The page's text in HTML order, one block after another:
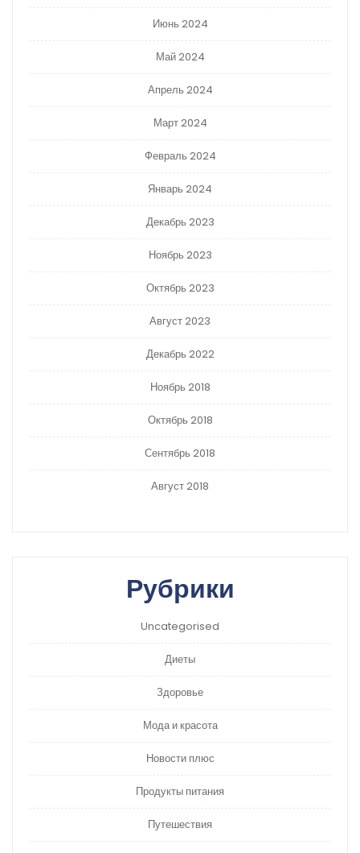
Июнь 2024
Май 2024
Апрель 2024
Март 2024
Февраль 2024
Январь 2024
Декабрь 2023
Ноябрь 2023
Октябрь 2023
Август 2023
Декабрь 2022
Ноябрь 2018
Октябрь 2018
Сентябрь 2018
Август 2018
Рубрики
Uncategorised
Диеты
Здоровье
Мода и красота
Новости плюс
Продукты питания
Путешествия